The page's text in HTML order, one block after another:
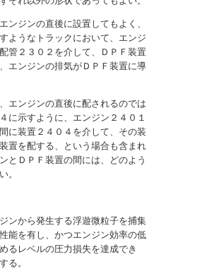
ンジンの直後に設置してもよく、
ようなトラックにおいて、エンジ
管２３０２を介して、ＤＰＦ装置
エンジンの排気がＤＰＦ装置に導
エンジンの直後に配されるのでは
に示すように、エンジン２４０１
に装置２４０４を介して、その装
置を配する、という場合も含まれ
とＤＰＦ装置の間には、どのよう
。
ンから発生する浮遊微粒子を捕集
能を有し、かつエンジン効率の低
るレベルの圧力損失を達成でき
る。